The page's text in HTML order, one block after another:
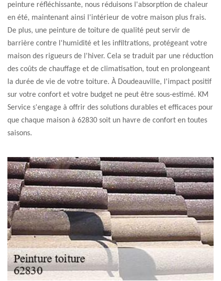
peinture réfléchissante, nous réduisons l'absorption de chaleur
en été, maintenant ainsi l'intérieur de votre maison plus frais.
De plus, une peinture de toiture de qualité peut servir de
barrière contre l'humidité et les infiltrations, protégeant votre
maison des rigueurs de l'hiver. Cela se traduit par une réduction
des coûts de chauffage et de climatisation, tout en prolongeant
la durée de vie de votre toiture. À Doudeauville, l'impact positif
sur votre confort et votre budget ne peut être sous-estimé. KM
Service s'engage à offrir des solutions durables et efficaces pour
que chaque maison à 62830 soit un havre de confort en toutes
saisons.